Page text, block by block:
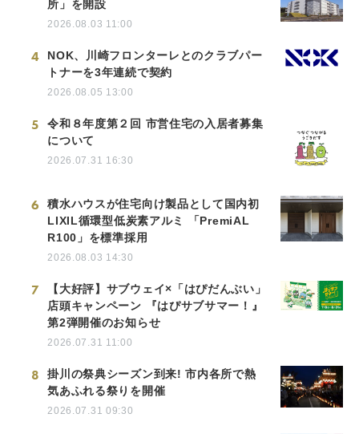
所」を開設
2026.08.03 11:00
4
NOK、川崎フロンターレとのクラブパー
トナーを3年連続で契約
2026.08.05 13:00
5
令和８年度第２回 市営住宅の入居者募集
について
2026.07.31 16:30
6
積水ハウスが住宅向け製品として国内初
LIXIL循環型低炭素アルミ 「PremiAL
R100」を標準採用
2026.08.03 14:30
7
【大好評】サブウェイ×「はぴだんぶい」
店頭キャンペーン 『はぴサブサマー！』
第2弾開催のお知らせ
2026.07.31 11:00
8
掛川の祭典シーズン到来! 市内各所で熱
気あふれる祭りを開催
2026.07.31 09:30